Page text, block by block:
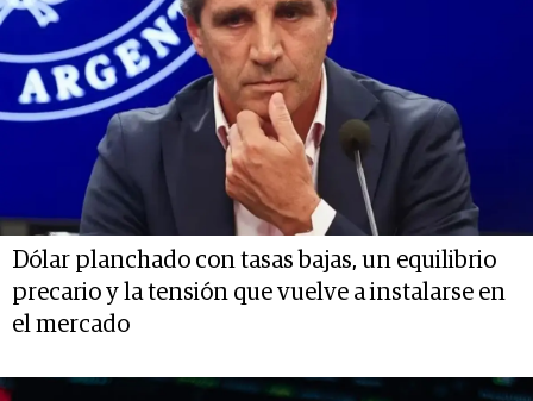
Dólar planchado con tasas bajas, un equilibrio
precario y la tensión que vuelve a instalarse en
el mercado